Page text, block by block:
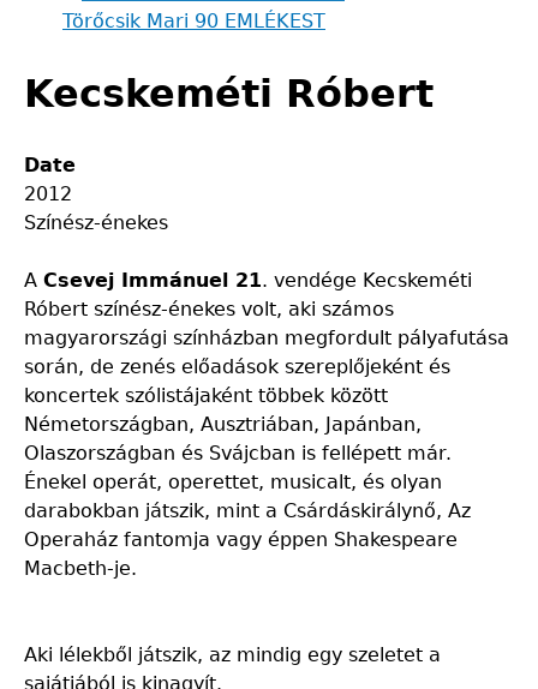
Törőcsik Mari 90 EMLÉKEST
Kecskeméti Róbert
Date
2012
Színész-énekes
A Csevej Immánuel 21. vendége Kecskeméti
Róbert színész-énekes volt, aki számos
magyarországi színházban megfordult pályafutása
során, de zenés előadások szereplőjeként és
koncertek szólistájaként többek között
Németországban, Ausztriában, Japánban,
Olaszországban és Svájcban is fellépett már.
Énekel operát, operettet, musicalt, és olyan
darabokban játszik, mint a Csárdáskirálynő, Az
Operaház fantomja vagy éppen Shakespeare
Macbeth-je.
Aki lélekből játszik, az mindig egy szeletet a
sajátjából is kinagyít.